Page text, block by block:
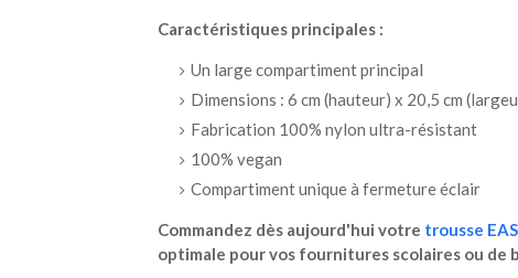
Caractéristiques principales :
Un large compartiment principal
Dimensions : 6 cm (hauteur) x 20,5 cm
Fabrication 100% nylon ultra-résistant
100% vegan
Compartiment unique à fermeture éclair
Commandez dès aujourd'hui votre trousse
optimale pour vos fournitures scolaires ou de